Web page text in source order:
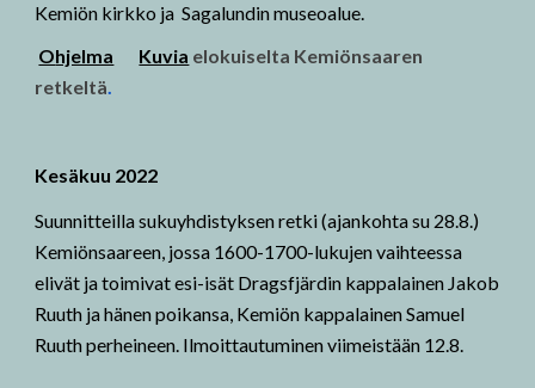
Kemiön kirkko ja Sagalundin museoalue.
Ohjelma Kuvia elokuiselta Kemiönsaaren
retkeltä.
Kesäkuu 2022
Suunnitteilla sukuyhdistyksenretki (ajankohta su 28.8.)
Kemiönsaareen, jossa 1600-1700-lukujen vaihteessa
elivät ja toimivat esi-isät Dragsfjärdin kappalainen Jakob
Ruuth ja hänen poikansa, Kemiön kappalainen Samuel
Ruuth perheineen. Ilmoittautuminenviimeistään 12.8.